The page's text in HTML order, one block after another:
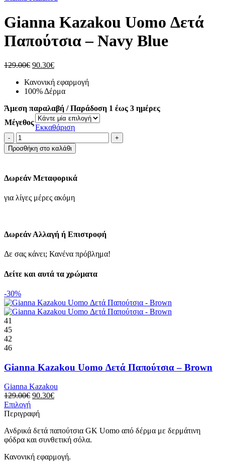
129.00€.
Gianna Kazakou Uomo Δετά
Παπούτσια – Navy Blue
129.00€ Original
was:
129.00€.
90.30€Η
τιμή
είναι:
Κανονική εφαρμογή
100% Δέρμα
Άμεση παραλαβή / Παράδοση 1 έως 3 ημέρες
Μέγεθος
Εκκαθάριση
Gianna
Kazakou
Uomo
Παπούτσια
-
Blue
Προσθήκη στο καλάθι
Δωρεάν Μεταφορικά
για λίγες μέρες ακόμη
Δωρεάν Αλλαγή ή Επιστροφή
Δε σας κάνει; Κανένα πρόβλημα!
Δείτε και αυτά τα χρώματα
-30%
41
45
42
46
Gianna Kazakou Uomo Δετά Παπούτσια – Brown
Gianna Kazakou
129.00€ Original
was:
90.30€Η
90.30€.
ΕπιλογήΑυτό
το
έχει
πολλαπλές
Οι
Περιγραφή
Ανδρικά δετά παπούτσια GK Uomo από δέρμα με δερμάτινη
φόδρα και συνθετική σόλα.
Κανονική εφαρμογή.